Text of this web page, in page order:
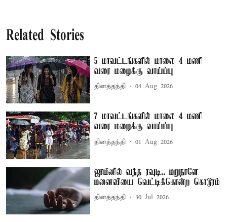
Related Stories
5 மாவட்டங்களில் மாலை 4 மணி
வரை மழைக்கு வாய்ப்பு
தினத்தந்தி 04 Aug 2026
7 மாவட்டங்களில் மாலை 4 மணி
வரை மழைக்கு வாய்ப்பு
தினத்தந்தி 01 Aug 2026
ஜாமீனில் வந்த ரவுடி.. மறுநாளே
மனைவியை வெட்டிக்கொன்ற கொடூரம்
தினத்தந்தி 30 Jul 2026